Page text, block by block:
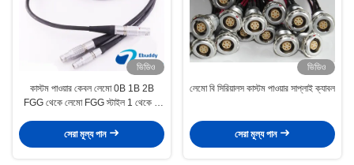
ভিডিও
কাস্টম পাওয়ার কেবল লেমো 0B 1B 2B
FGG থেকে লেমো FGG স্টাইল 1 থেকে 2
সেরা মূল্য পান
ভিডিও
লেমো বি সিরিয়ালস কাস্টম পাওয়ার সাপ্লাই ক্যাবল
সেরা মূল্য পান